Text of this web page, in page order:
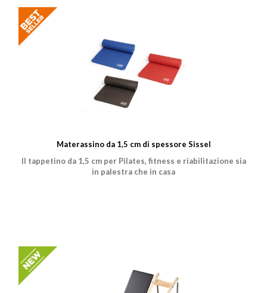
Materassino da 1,5 cm di spessore Sissel
Il tappetino da 1,5 cm per Pilates, fitness e riabilitazione sia
in palestra che in casa